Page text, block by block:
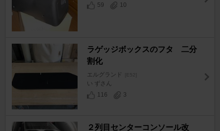
59
10
ラゲッジボックスのフタ 二分
割化
エルグランド [E52]
い ずさん
116
3
２列目センターコンソール改